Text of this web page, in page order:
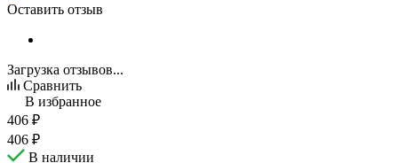
Оставить отзыв
Загрузка отзывов...
Сравнить
В избранное
406 ₽
406 ₽
В наличии